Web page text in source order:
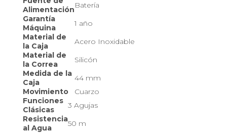
AlimentaciónBatería
Garantía
Máquina
1 año
Material de
la Caja
Acero Inoxidable
Material de
la Correa
Silicón
Medida de la
Caja
44 mm
Movimiento
Cuarzo
Funciones
Clásicas
3 Agujas
Resistencia
al Agua
50 m